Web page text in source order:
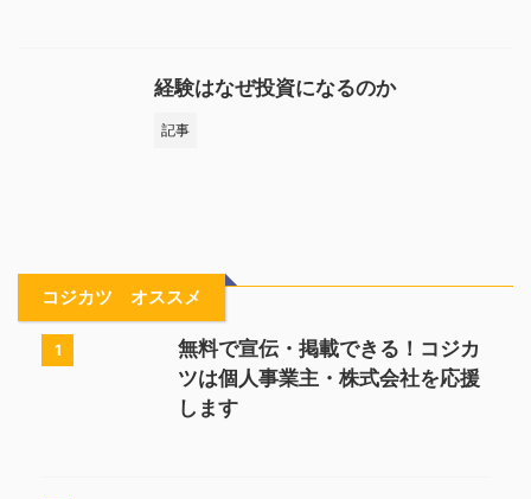
経験はなぜ投資になるのか
記事
コジカツ オススメ
1
無料で宣伝・掲載できる！コジカ
ツは個人事業主・株式会社を応援
します